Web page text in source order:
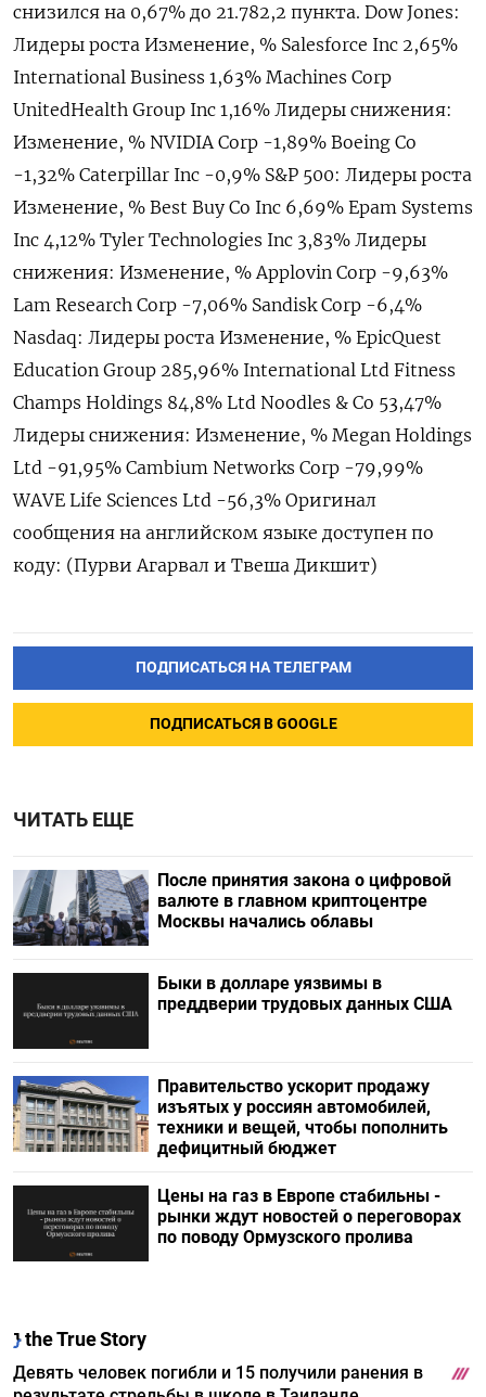
снизился на 0,67% до 21.‌782,2 пункта. Dow Jones:
Лидеры роста Изменение, % Salesforce Inc 2,65%
International Business 1,63% Machines Corp
UnitedHealth Group Inc 1,​16% Лидеры снижения:
Изменение, % NVIDIA ​Corp -1,‌89% Boeing Co
-1,32% Caterpillar Inc -0,​9% S&P 500: Лидеры роста
Изменение, % Best Buy Co Inc 6,69% Epam Systems
Inc 4,12% Tyler Technologies Inc 3,83% Лидеры
снижения: Изменение, % Applovin Corp -9,63%
Lam Research Corp -7,06% Sandisk Corp -6,4%
Nasdaq: Лидеры роста Изменение, % EpicQuest
Education Group 285,​96% International Ltd Fitness
⁠Champs Holdings 84,8% Ltd Noodles & Co 53,47%
Лидеры снижения: Изменение, % Megan Holdings
Ltd -91,‌95% Cambium Networks Corp -79,99%
WAVE Life ‌Sciences Ltd -56,3% Оригинал
сообщения на английском ​языке доступен по
коду: (Пурви ‌Агарвал и Твеша Дикшит)
ПОДПИСАТЬСЯ НА ТЕЛЕГРАМ
ПОДПИСАТЬСЯ В GOOGLE
ЧИТАТЬ ЕЩЕ
После принятия закона о цифровой
валюте в главном криптоцентре
Москвы начались облавы
Быки в долларе уязвимы в
преддверии трудовых данных США
Правительство ускорит продажу
изъятых у россиян автомобилей,
техники и вещей, чтобы пополнить
дефицитный бюджет
Цены на газ в Европе стабильны -
рынки ждут новостей о переговорах
по поводу Ормузского пролива